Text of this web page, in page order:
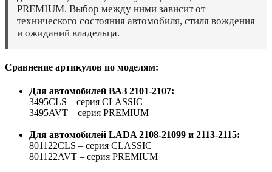
PREMIUM. Выбор между ними зависит от
технического состояния автомобиля, стиля вождения
и ожиданий владельца.
Сравнение артикулов по моделям:
Для автомобилей ВАЗ 2101-2107:
3495CLS – серия CLASSIC
3495AVT – серия PREMIUM
Для автомобилей LADA 2108-21099 и 2113-2115:
801122CLS – серия CLASSIC
801122AVT – серия PREMIUM